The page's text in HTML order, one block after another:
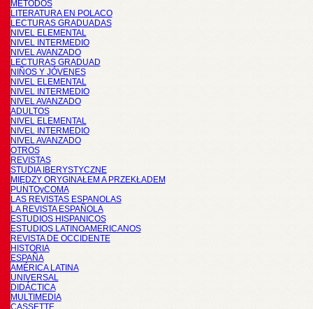
METODOS
LITERATURA EN POLACO
LECTURAS GRADUADAS
NIVEL ELEMENTAL
NIVEL INTERMEDIO
NIVEL AVANZADO
LECTURAS GRADUAD
NIÑOS Y JÓVENES
NIVEL ELEMENTAL
NIVEL INTERMEDIO
NIVEL AVANZADO
ADULTOS
NIVEL ELEMENTAL
NIVEL INTERMEDIO
NIVEL AVANZADO
OTROS
REVISTAS
STUDIA IBERYSTYCZNE
MIĘDZY ORYGINAŁEM A PRZEKŁADEM
PUNTOyCOMA
LAS REVISTAS ESPANOLAS
LA REVISTA ESPAÑOLA
ESTUDIOS HISPANICOS
ESTUDIOS LATINOAMERICANOS
REVISTA DE OCCIDENTE
HISTORIA
ESPAÑA
AMÉRICA LATINA
UNIVERSAL
DIDÁCTICA
MULTIMEDIA
CASSETTE